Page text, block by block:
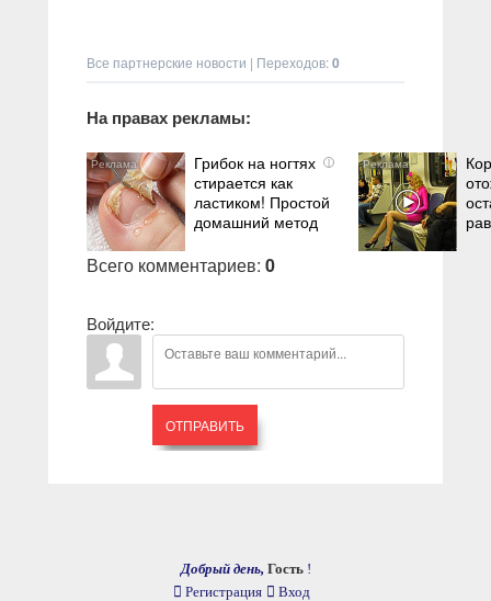
Все партнерские новости | Переходов:0
На правах рекламы:
i
Грибок на ногтях
стирается как
ластиком! Простой
домашний метод
Всего комментариев: 0
Войдите:
ОТПРАВИТЬ
Добрый день, Гость !
Регистрация
Вход